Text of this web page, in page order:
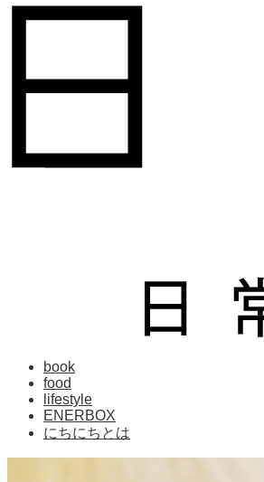
book
food
lifestyle
ENERBOX
にちにちとは